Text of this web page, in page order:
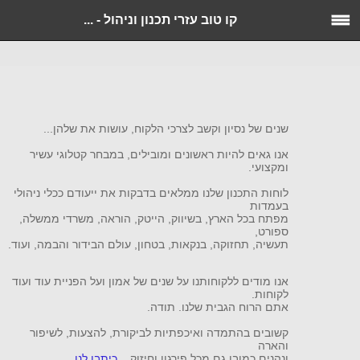
זמנים
קו טוב עזרי תכנון וניהול - ...
שנים של נסיון וקשב לצרכי הלקוח, עושות את שלהן...
אנו גאים להיות ראשונים ומובילים, במבחר קטלוגי עשיר
ומקצועי.
לוחות התכנון שלנו ממלאים בדבקות את ייעודם ככלי ניהולי
בעמדות
מפתח בכל הארץ, בשיווק, הייטק, הוראה, משרדי ממשלה,
ספורט,
תעשיה, תחזוקה, בנקאות, בטחון, עולם הבידור והבמה, ועוד.
אנו מודים ללקוחותנו על שנים של אמון ועל הפניית עוד ועוד
לקוחות.
אתם הרוח הגבית שלנו. תודה.
קשובים בהתמדה ואיכפתיות לביקורת, להצעות, לשיפור
והארה